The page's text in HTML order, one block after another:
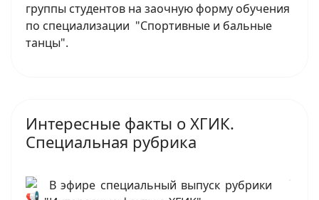
группы студентов на заочную форму обучения
по специализации "Спортивные и бальные
танцы".
Интересные факты о ХГИК.
Специальная рубрика
В эфире специальный выпуск рубрики